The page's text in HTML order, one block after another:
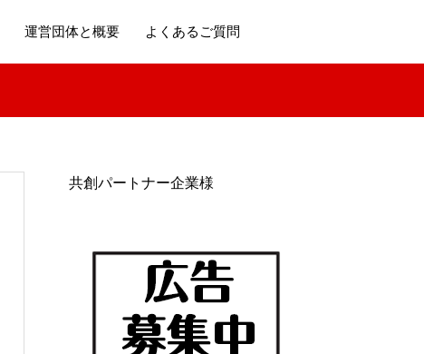
運営団体と概要 よくあるご質問
共創パートナー企業様